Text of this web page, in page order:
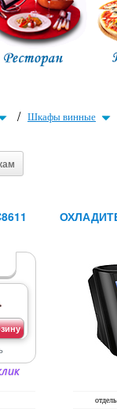
/ Шкафы винные